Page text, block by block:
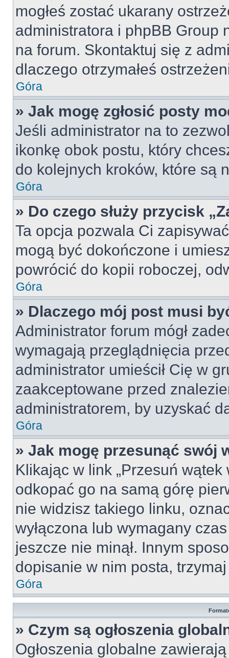
mogłeś zostać ukarany
administratora i phpBB Group
na forum. Skontaktuj się z
dlaczego otrzymałeś
Góra
» Jak mogę zgłosić posty
Jeśli administrator na to
ikonkę obok postu, który
do kolejnych kroków, które są
Góra
» Do czego służy przycisk
Ta opcja pozwala Ci
mogą być dokończone i
powrócić do kopii roboczej,
Góra
» Dlaczego mój post musi
Administrator forum mógł
wymagają przeglądnięcia
administrator umieścił Cię w
zaakceptowane przed
administratorem, by uzyskać
Góra
» Jak mogę przesunąć swój
Klikając w link „Przesuń
odkopać go na samą górę
nie widzisz takiego linku,
wyłączona lub wymagany
jeszcze nie minął. Innym
dopisanie w nim posta,
Góra
» Czym są ogłoszenia
Ogłoszenia globalne